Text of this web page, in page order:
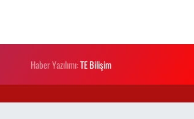
Haber Yazılımı:TE Bilişim